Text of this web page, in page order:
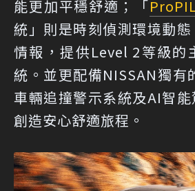
能更加平穩舒適；「
統」則是時刻偵測環境動
情報，提供Level 2等級的
統。並更配備NISSAN獨有
車輛追撞警示系統及AI智能
創造安心舒適旅程。